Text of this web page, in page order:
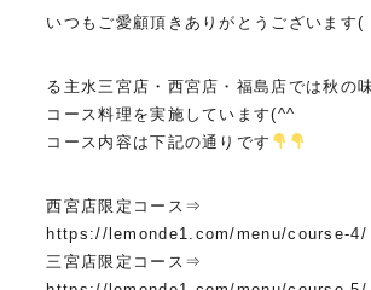
いつもご愛顧頂きありがとうございます(
る主水三宮店・西宮店・福島店では秋の
コース料理を実施しています(^^ゞ
コース内容は下記の通りです
西宮店限定コース⇒
https://lemonde1.com/menu/course-4/
三宮店限定コース⇒